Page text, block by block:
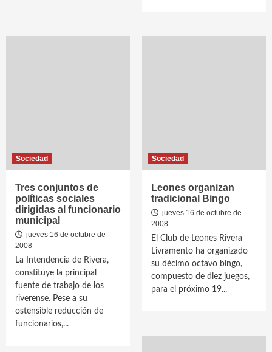
Sociedad
Tres conjuntos de
políticas sociales
dirigidas al funcionario
municipal
jueves 16 de octubre de
2008
La Intendencia de Rivera,
constituye la principal
fuente de trabajo de los
riverense. Pese a su
ostensible reducción de
funcionarios,...
Sociedad
Leones organizan
tradicional Bingo
jueves 16 de octubre de
2008
El Club de Leones Rivera
Livramento ha organizado
su décimo octavo bingo,
compuesto de diez juegos,
para el próximo 19...